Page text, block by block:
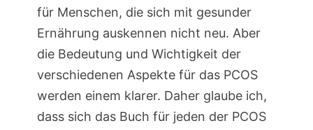
für Menschen, die sich mit gesunder
Ernährung auskennen nicht neu. Aber
die Bedeutung und Wichtigkeit der
verschiedenen Aspekte für das PCOS
werden einem klarer. Daher glaube ich,
dass sich das Buch für jeden der PCOS